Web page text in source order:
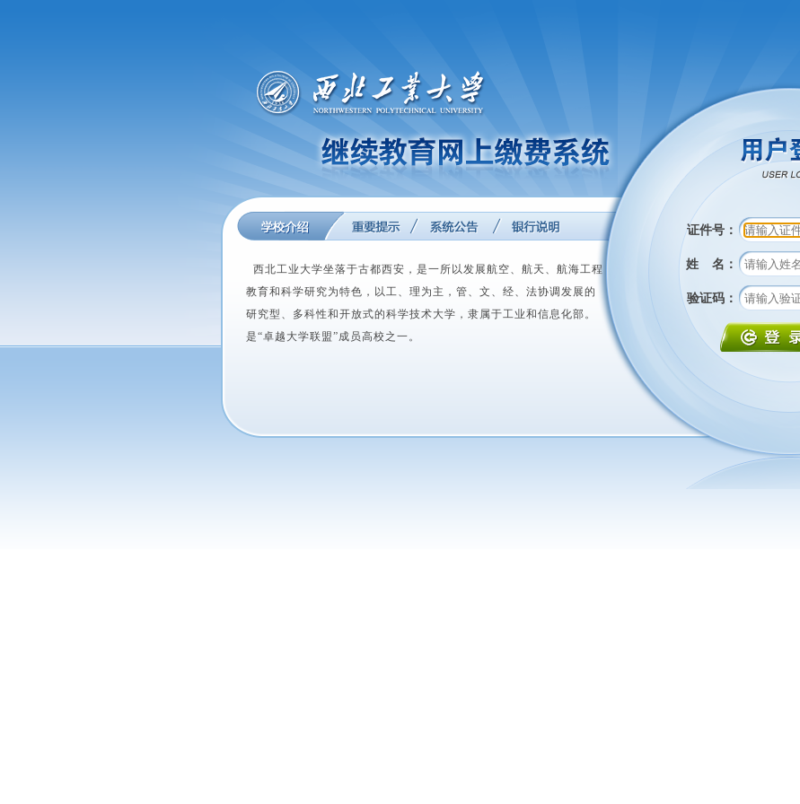
西北工业大学坐落于古都西安，是一所以发展航空、航天、航海工程
教育和科学研究为特色，以工、理为主，管、文、经、法协调发展的
研究型、多科性和开放式的科学技术大学，隶属于工业和信息化部。
是“卓越大学联盟”成员高校之一。
证件号：
姓 名：
验证码：